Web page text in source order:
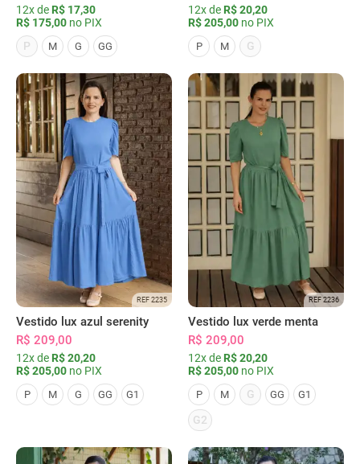
12x de R$ 17,30
R$ 175,00 no PIX
P
M G GG
12x de R$ 20,20
R$ 205,00 no PIX
P M G
REF 2235
Vestido lux azul serenity
R$ 209,00
12x de R$ 20,20
R$ 205,00 no PIX
P M G GG G1
REF 2236
Vestido lux verde menta
R$ 209,00
12x de R$ 20,20
R$ 205,00 no PIX
P M G GG G1
G2